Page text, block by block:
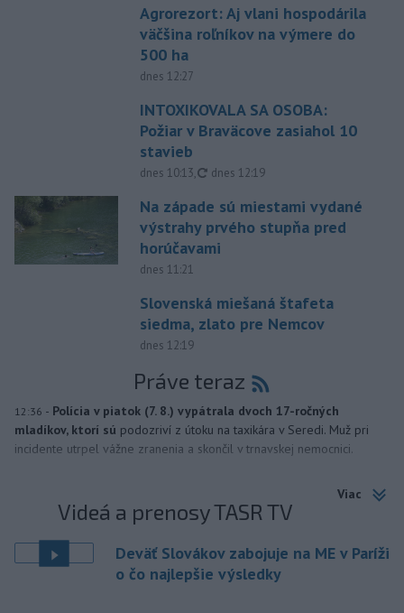
Agrorezort: Aj vlani hospodárila
väčšina roľníkov na výmere do
500 ha
dnes 12:27
INTOXIKOVALA SA OSOBA:
Požiar v Braväcove zasiahol 10
stavieb
dnes 10:13, aktualizované
dnes 12:19
Na západe sú miestami vydané
výstrahy prvého stupňa pred
horúčavami
dnes 11:21
Slovenská miešaná štafeta
siedma, zlato pre Nemcov
dnes 12:19
Práve teraz
12:36 - Polícia v piatok (7. 8.) vypátrala dvoch 17-ročných
mladíkov, ktorí sú podozriví z útoku na taxikára v Seredi. Muž pri
incidente utrpel vážne zranenia a skončil v trnavskej nemocnici.
Viac
Videá a prenosy TASR TV
Deväť Slovákov zabojuje na ME v Paríži
o čo najlepšie výsledky